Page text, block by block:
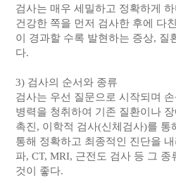
검사는 매우 세밀하고 정확하게
건강한 쪽을 먼저 검사한 후에 다
이 경과할 수록 발현하는 증상, 질
다.
3) 검사의 순서와 종류
검사는 우선 질문으로 시작되며
병력을 청취하여 기존 질환이나
촉진, 이학적 검사(신체검사)를
통해 정확하고 최종적인 진단을
파, CT, MRI, 근전도 검사 등 그
것이 좋다.